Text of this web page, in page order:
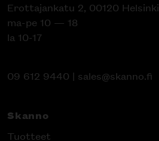
Erottajankatu 2, 00120 Helsinki
ma-pe 10 — 18
la 10-17
09 612 9440 | sales@skanno.fi
Skanno
Tuotteet